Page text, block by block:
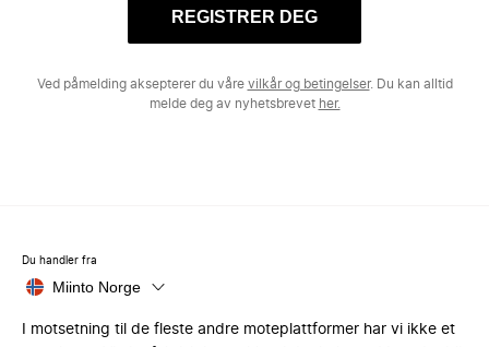
REGISTRER DEG
Ved påmelding aksepterer du våre vilkår og betingelser. Du kan alltid
melde deg av nyhetsbrevet her.
Du handler fra
Miinto Norge
I motsetning til de fleste andre moteplattformer har vi ikke et